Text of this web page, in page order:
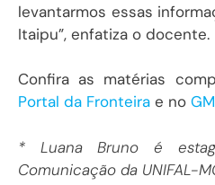
levantarmos essas
Itaipu”, enfatiza o docente.
Confira as matérias
Portal da Fronteira e no
* Luana Bruno é
Comunicação da UNIFAL-